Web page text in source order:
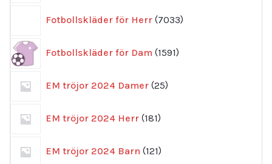
Fotbollskläder för Herr 7033
produkter
Fotbollskläder för Dam 1591
produkter
EM tröjor 2024 Damer 25
produkter
EM tröjor 2024 Herr 181
produkter
EM tröjor 2024 Barn 121
produkter